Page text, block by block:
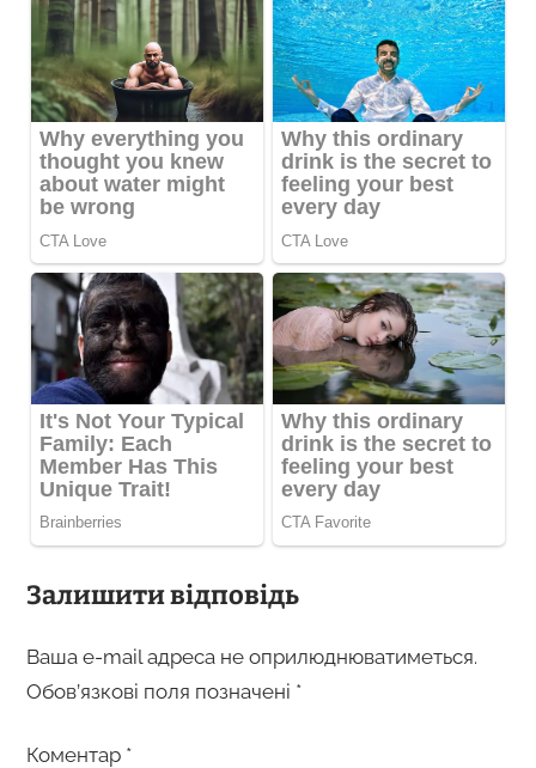
Залишити відповідь
Ваша e-mail адреса не оприлюднюватиметься.
Обов’язкові поля позначені *
Коментар *